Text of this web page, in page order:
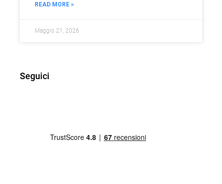
READ MORE »
Maggio 21, 2026
Seguici